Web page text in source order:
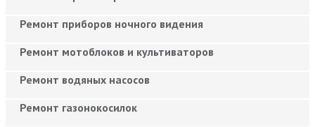
Ремонт приборов ночного видения
Ремонт мотоблоков и культиваторов
Ремонт водяных насосов
Ремонт газонокосилок